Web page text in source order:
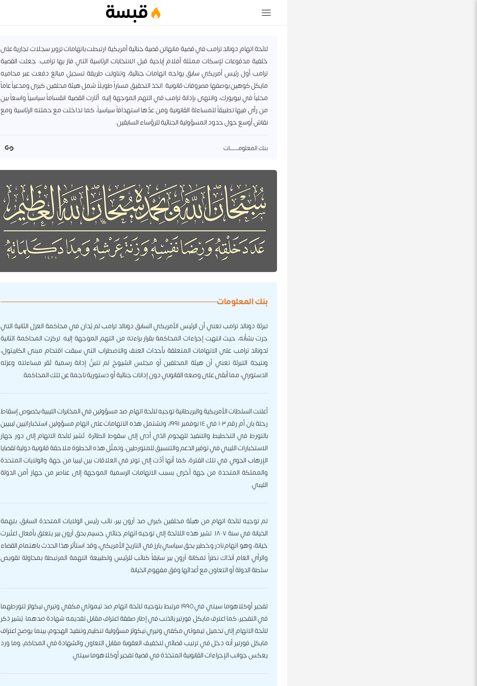
قبسة
لائحة اتهام دونالد ترامب في قضية مانهاتن قضية جنائية أمريكية ارتبطت باتهامات تزوير سجلات تجارية على
خلفية مدفوعات لإسكات ممثلة أفلام إباحية قبل الانتخابات الرئاسية التي فاز بها ترامب. جعلت القضية
ترامب أول رئيس أمريكي سابق يواجه اتهامات جنائية، وتناولت طريقة تسجيل مبالغ دفعت عبر محاميه
مايكل كوهين بوصفها مصروفات قانونية. اتخذ التحقيق مساراً طويلاً شمل هيئة محلفين كبرى ومدعياً عاماً
محلياً في نيويورك، وانتهى بإدانة ترامب في التهم الموجهة إليه. أثارت القضية انقساماً سياسياً واسعاً بين
من رأى فيها تطبيقاً للمساءلة القانونية ومن عدّها استهدافاً سياسياً، كما تداخلت مع حملته الرئاسية ومع
نقاش أوسع حول حدود المسؤولية الجنائية للرؤساء السابقين.
بنك المعلومــــــــات
بنك المعلومات
تبرئة دونالد ترامب تعني أن الرئيس الأمريكي السابق دونالد ترامب لم يُدان في محاكمة العزل الثانية التي
جرت بشأنه، حيث انتهت إجراءات المحاكمة بقرار براءته من التهم الموجهة إليه. تركزت المحاكمة الثانية
لدونالد ترامب على الاتهامات المتعلقة بأحداث العنف والاضطراب التي سبقت اقتحام مبنى الكابيتول،
ونتيجة التبرئة تعني أن هيئة المحلفين أو مجلس الشيوخ لم تتبنَّ إدانة رسمية تُقرُّ مساءلته وعزله
الدستوري، مما أبقى على وضعه القانوني دون إدانات جنائية أو دستورية ناجمة عن تلك المحاكمة.
أعلنت السلطات الأمريكية والبريطانية توجيه لائحة اتهام ضد مسؤولين في المخابرات الليبية بخصوص إسقاط
رحلة بان أم رقم ١٠٣ في ١٤ نوفمبر ١٩٩١، وتشتمل هذه الاتهامات على اتهام مسؤولين استخباراتيين ليبيين
بالتورط في التخطيط والتنفيذ للهجوم الذي أدى إلى سقوط الطائرة. تُشير لائحة الاتهام إلى دور جهاز
الاستخبارات الليبي في توفير الدعم والتنسيق للمتورطين، وتمثّل هذه الخطوة ملاحقة قانونية دولية لقضايا
الإرهاب الجوي في تلك الفترة، كما أنها أدّت إلى توتر في العلاقات بين ليبيا من جهة والولايات المتحدة
والمملكة المتحدة من جهة أخرى بسبب الاتهامات الرسمية الموجهة إلى عناصر من جهاز أمن الدولة
الليبي.
تم توجيه لائحة اتهام من هيئة محلفين كبرى ضد آرون بير، نائب رئيس الولايات المتحدة السابق، بتهمة
الخيانة في سنة ١٨٠٧. تشير هذه اللائحة إلى توجيه اتهام جنائي جسيم بحق آرون بير يتعلق بأفعال اعتُبرت
خيانة، وهو اتهام نادر وخطير بحق سياسي بارز في التاريخ الأمريكي، وقد استأثر هذا الحدث باهتمام القضاء
والرأي العام آنذاك نظراً لمكانة آرون بير سابقاً كنائب للرئيس ولطبيعة التهمة المرتبطة بمحاولة تقويض
سلطة الدولة أو التعاون مع أعدائها وفق مفهوم الخيانة.
تفجير أوكلاهوما سيتي في ١٩٩٥ مرتبط بتوجيه لائحة اتهام ضد تيموثي مكفي وتيري نيكولز لتورطهما
في التفجير، كما اعترف مايكل فورتير بالذنب في إطار صفقة اعتراف مقابل تقديمه شهادة ضدهما. يُشير ذكر
لائحة الاتهام إلى تحميل تيموثي مكفي وتيري نيكولز مسؤولية تنظيم وتنفيذ الهجوم، بينما يوضح اعتراف
مايكل فورتير أنه دخل في ترتيب قضائي لتخفيف العقوبة مقابل التعاون والشهادة في المحاكم، وما ورد
يعكس جوانب الإجراءات القانونية المتخذة في قضية تفجير أوكلاهوما سيتي.